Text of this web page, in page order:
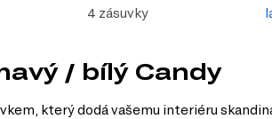
4 zásuvky
/ bílý Candy
který dodá vašemu interiéru